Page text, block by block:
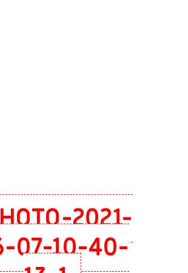
2021-
07-10-40-